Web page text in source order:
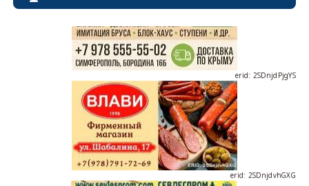
erid: 2SDnjdvhGXG